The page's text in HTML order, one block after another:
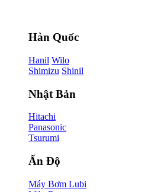
Hàn Quốc
Hanil Wilo
Shimizu Shinil
Nhật Bản
Hitachi
Panasonic
Tsurumi
Ấn Độ
Máy Bơm Lubi